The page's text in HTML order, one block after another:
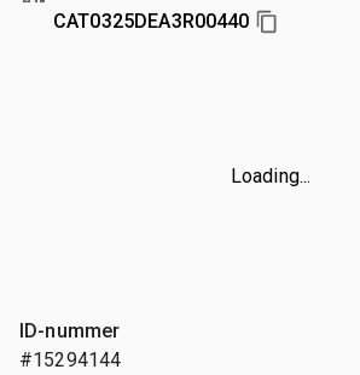
CAT0325DEA3R00440
Loading...
ID-nummer
#15294144